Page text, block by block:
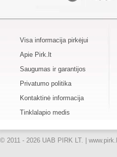
Visa informacija pirkėjui
Apie Pirk.lt
Saugumas ir garantijos
Privatumo politika
Kontaktinė informacija
Tinklalapio medis
© 2011 - 2026 UAB PIRK LT. |